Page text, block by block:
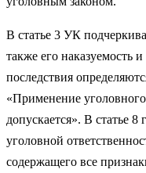
В статье 3 УК
также его наказуемость
последствия
«Применение
допускается». В статье
уголовной
содержащего все